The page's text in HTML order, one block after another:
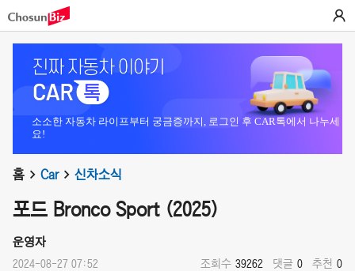
소소한 자동차 라이프부터 궁금증까지, 로그인 후 CAR톡에서 나누세
요!
홈 Car 신차소식
포드 Bronco Sport (2025)
운영자
2024-08-27 07:52 조회수 39262 댓글 0 추천 0